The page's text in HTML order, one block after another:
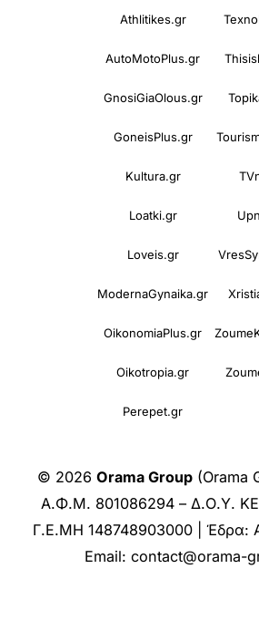
Athlitikes.gr
AutoMotoPlus.gr
GnosiGiaOlous.gr
GoneisPlus.gr
Kultura.gr
Loatki.gr
Loveis.gr
ModernaGynaika.gr
OikonomiaPlus.gr
Oikotropia.gr
Perepet.gr
© 2026 Orama Group (Orama
Α.Φ.Μ. 801086294 – Δ.Ο.Υ.
Γ.Ε.ΜΗ 148748903000 | Έδρα:
Email: contact@orama-